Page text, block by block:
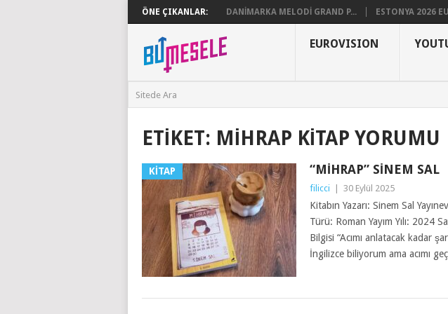
ÖNE ÇIKANLAR: DANIMARKA MELODI GRAND P... ESTONYA 2026
EUROVISION
ETIKET: MIHRAP KITAP YORUMU
KITAP “MIHRAP” SINEM SAL
filicci 30 Eylül 2025
Kitabın Yazarı: Sinem Sal
Türü: Roman Yayım Yılı: 2024
Bilgisi “Acımı anlatacak kadar
İngilizce biliyorum ama acımı